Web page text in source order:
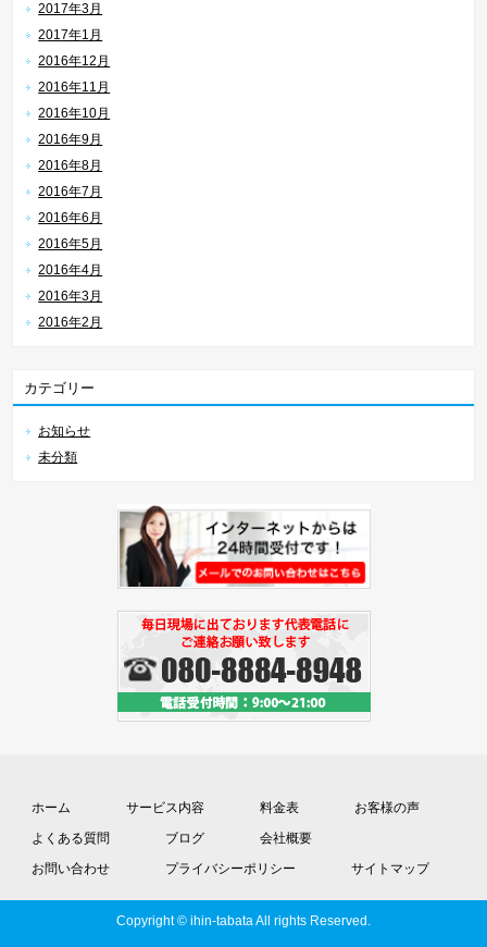
2017年3月
2017年1月
2016年12月
2016年11月
2016年10月
2016年9月
2016年8月
2016年7月
2016年6月
2016年5月
2016年4月
2016年3月
2016年2月
カテゴリー
お知らせ
未分類
ホーム サービス内容 料金表
お客様の声
よくある質問
ブログ
会社概要
お問い合わせ
プライバシーポリシー サイトマップ
Copyright © ihin-tabata All rights Reserved.